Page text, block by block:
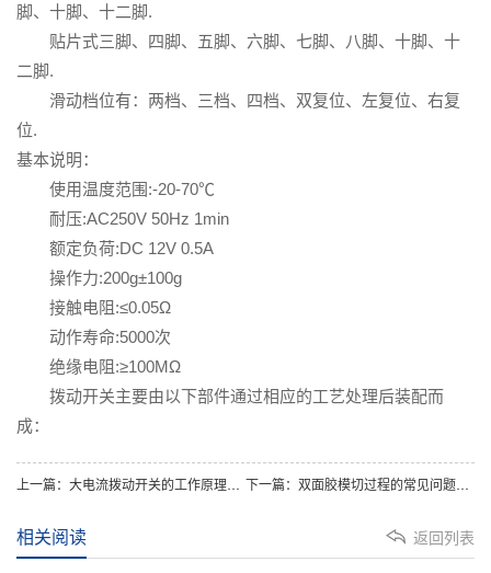
脚、十脚、十二脚.
贴片式三脚、四脚、五脚、六脚、七脚、八脚、十脚、十
二脚.
滑动档位有：两档、三档、四档、双复位、左复位、右复
位.
基本说明：
使用温度范围:-20-70℃
耐压:AC250V 50Hz 1min
额定负荷:DC 12V 0.5A
操作力:200g±100g
接触电阻:≤0.05Ω
动作寿命:5000次
绝缘电阻:≥100MΩ
拨动开关主要由以下部件通过相应的工艺处理后装配而
成：
上一篇：大电流拨动开关的工作原理和特点介绍 下一篇：双面胶模切过程的常见问题介绍
返回列表
相关阅读